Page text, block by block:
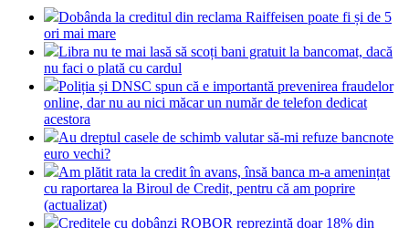
Dobânda la creditul din reclama Raiffeisen poate fi și de 5
ori mai mare
Libra nu te mai lasă să scoți bani gratuit la bancomat, dacă
nu faci o plată cu cardul
Poliția și DNSC spun că e importantă prevenirea fraudelor
online, dar nu au nici măcar un număr de telefon dedicat
acestora
Au dreptul casele de schimb valutar să-mi refuze bancnote
euro vechi?
Am plătit rata la credit în avans, însă banca m-a amenințat
cu raportarea la Biroul de Credit, pentru că am poprire
(actualizat)
Creditele cu dobânzi ROBOR reprezintă doar 18% din